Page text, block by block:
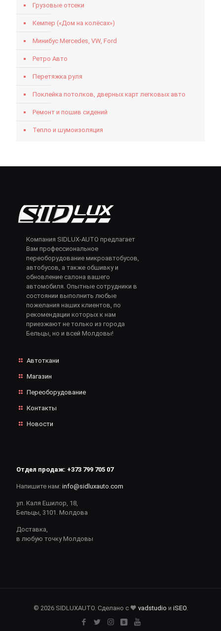
Грузовые отсеки
Кемпер («Дом на колёсах»)
Минибус Mercedes, VW, Ford
Ретро Авто
Перетяжка руля
Поклейка потолков, дверных карт легковых авто
Ремонт и пошив сидений
Тепло и шумоизоляция
Компания SIDLUX-AUTO предлагает
Вам профессиональное
переоборудование микроавтобусов,
автобусов, а также обшивку и
обновление салона вашего
автомобиля. Опытные сотрудники в
состоянии выполнить любые
пожелания наших клиентов, по
рекомендации которых к нам
приезжают не только из города
Бельцы, но и всей Молдовы!
Автоткани
Магазин
Переоборудование
Контакты
Новости
Отдел продаж: +373 799 705 07
Напишите нам: info@sidluxauto.com
ул. Каля Ешилор, 18,
Бельцы, 3101. Молдова
Доставка,
в любую точку Молдовы
© 2026 SIDLUXAUTO. Сделано с 🧡 vadstudio и iSEO.